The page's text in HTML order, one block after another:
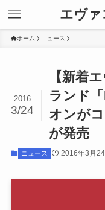
エヴァ
ホーム ニュース
【新着
ランド
オンが
が発売
2016
3/24
ニュース 2016年3月24